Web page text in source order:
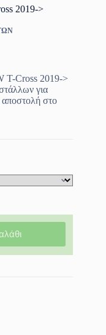
2019->
T-Cross 2019->
για
στο